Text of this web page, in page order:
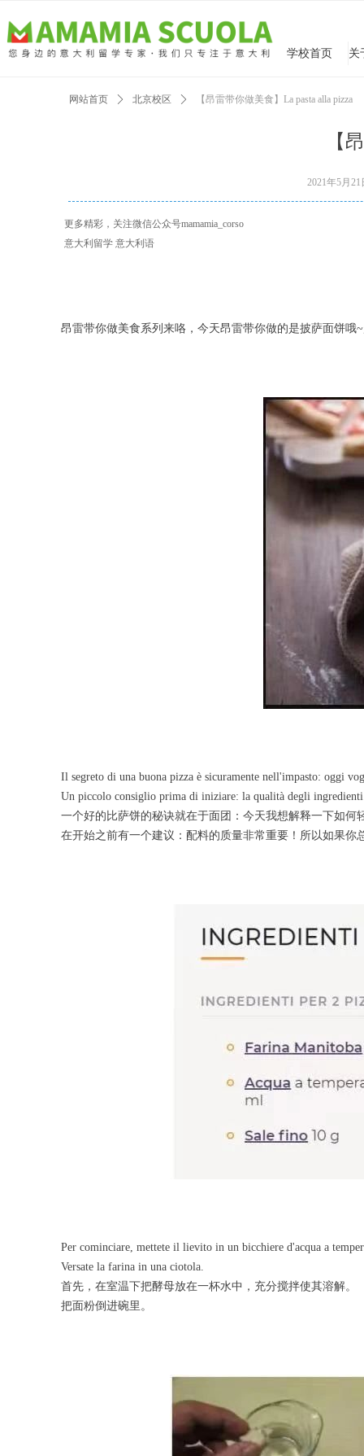
学校首页
【
网站首页 ꄲ 北京校区 ꄲ 【昂雷带你做美食】La pasta alla pizza
昂雷带你做美食系列来咯，今天昂雷带你做的是披萨面饼哦
Il segreto di una buona pizza è sicuramente nell'impasto: oggi
Un piccolo consiglio prima di iniziare: la qualità degli
一个好的比萨饼的秘诀就在于面团：今天我想解释一下如何
在开始之前有一个建议：配料的质量非常重要！所以如果你
Per cominciare, mettete il lievito in un bicchiere d'acqua a
Versate la farina in una ciotola.
首先，在室温下把酵母放在一杯水中，充分搅拌使其溶解。
把面粉倒进碗里。
2021年5月21
更多精彩，关注微信公众号mamamia_corso
意大利留学 意大利语